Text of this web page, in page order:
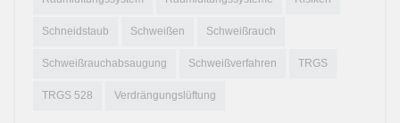
Schneidstaub Schweißen Schweißrauch
Schweißrauchabsaugung Schweißverfahren TRGS
TRGS 528 Verdrängungslüftung